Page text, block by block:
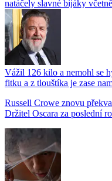
natáčely slavné bijáky
Vážil 126 kilo a nemohl se
fitku a z tlouštíka je zase
Russell Crowe znovu
Držitel Oscara za poslední